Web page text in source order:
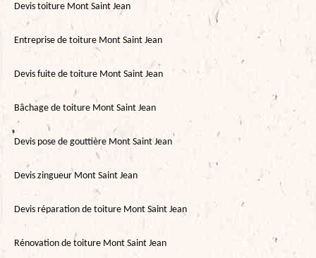
Devis toiture Mont Saint Jean
Entreprise de toiture Mont Saint Jean
Devis fuite de toiture Mont Saint Jean
Bâchage de toiture Mont Saint Jean
Devis pose de gouttière Mont Saint Jean
Devis zingueur Mont Saint Jean
Devis réparation de toiture Mont Saint Jean
Rénovation de toiture Mont Saint Jean